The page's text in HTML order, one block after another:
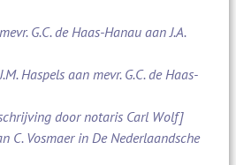
G.C. de Haas-Hanau aan J.A.
Haspels aan mevr. G.C. de Haas-
door notaris Carl Wolf]
C. Vosmaer in De Nederlaandsche